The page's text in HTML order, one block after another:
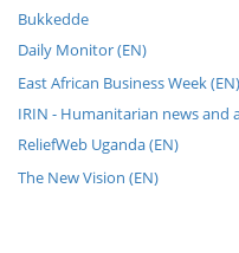
Bukkedde
Daily Monitor (EN)
East African Business Week (EN)
IRIN - Humanitarian news and
ReliefWeb Uganda (EN)
The New Vision (EN)